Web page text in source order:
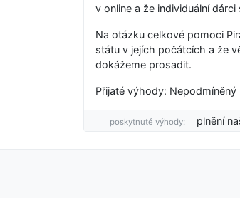
v online a že individuální
Na otázku celkové pomoci
státu v jejích počátcích a že
dokážeme prosadit.
Přijaté výhody:
poskytnuté výhody: plnění